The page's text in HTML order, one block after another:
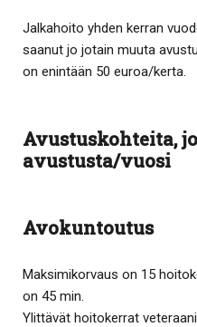
Jalkahoito yhden kerran
saanut jo jotain muuta
on enintään 50 euroa/kerta.
Avustuskohteita,
avustusta/vuosi
Avokuntoutus
Maksimikorvaus on 15
on 45 min.
Ylittävät hoitokerrat